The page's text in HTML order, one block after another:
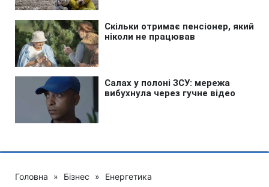
Головна » Бізнес » Енергетика